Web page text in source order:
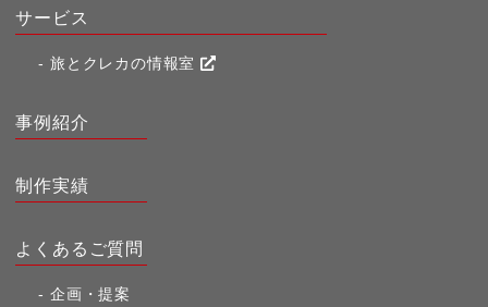
サービス
旅とクレカの情報室
事例紹介
制作実績
よくあるご質問
企画・提案